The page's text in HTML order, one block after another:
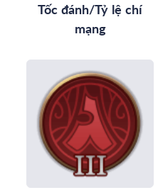
Tốc đánh/Tỷ lệ chí
mạng